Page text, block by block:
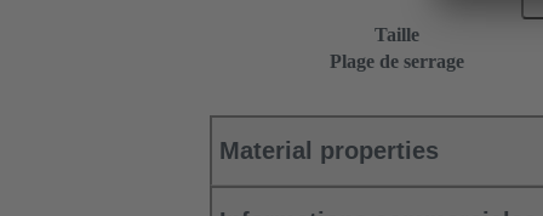
Taille
Plage de serrage
Material properties